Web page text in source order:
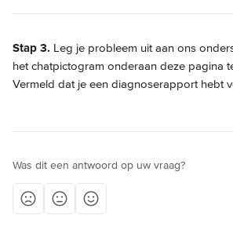
Stap 3. Leg je probleem uit aan ons
het chatpictogram onderaan deze pagina
Vermeld dat je een diagnoserapport hebt
Was dit een antwoord op uw vraag?